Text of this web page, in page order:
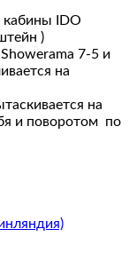
кабины IDO
)
7-5 и
на
на
и поворотом по